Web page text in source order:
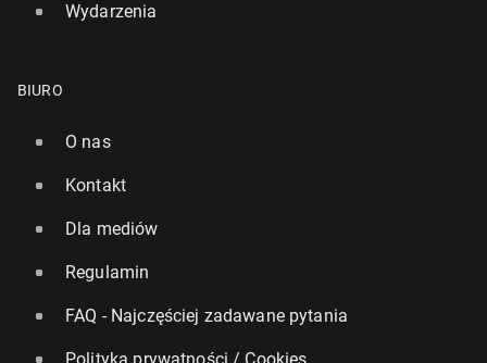
Wydarzenia
BIURO
O nas
Kontakt
Dla mediów
Regulamin
FAQ - Najczęściej zadawane pytania